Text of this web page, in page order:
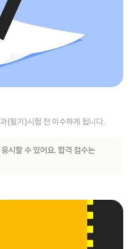
(필기)시험 전 이수하게 됩니다.
시할 수 있어요. 합격 점수는